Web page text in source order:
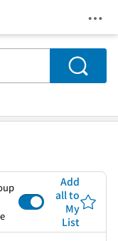
Search
Add
all to
My
List